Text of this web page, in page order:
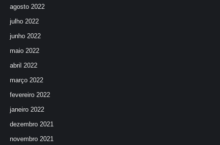
agosto 2022
julho 2022
junho 2022
maio 2022
abril 2022
março 2022
fevereiro 2022
janeiro 2022
dezembro 2021
novembro 2021